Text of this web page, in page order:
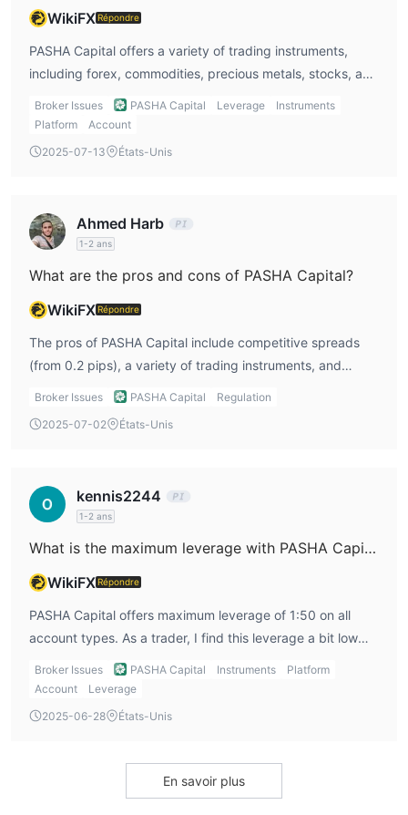
Chez PASHA Capital, les frais pour les deux types de compte
L'écart minimum commence à 0.2 pips.
Compte classique: 7 $ par transaction
indiqué dans les détails du compte.
La plateforme de trading de PASHA est la plateforme de trading
PASHA Capital, qui prend en charge les traders sur le web et
sur ordinateur de bureau.
WikiFX Répondre
PASHA Capital offers a variety of trading instruments,
including forex, commodities, precious metals, stocks, and
indices. This variety allows me to diversify my portfolio,
but I would have liked to see cryptocurrencies and ETFs
available for more trading options.
Broker Issues PASHA Capital Leverage
Instruments
Platform
Account
2025-07-13
États-Unis
Ahmed Harb
1-2 ans
What are the pros and cons of PASHA Capital?
WikiFX Répondre
The pros of PASHA Capital include competitive spreads
(from 0.2 pips), a variety of trading instruments, and
account types suitable for different traders. However, the
and low leverage (1:50). These are critical points I would
Broker Issues PASHA Capital
Regulation
2025-07-02
États-Unis
kennis2244
1-2 ans
What is the maximum leverage with PASHA Capital?
WikiFX Répondre
PASHA Capital offers maximum leverage of 1:50 on all
account types. As a trader, I find this leverage a bit low
compared to other brokers offering up to 1:1000, but it
does help reduce the risk, which I can appreciate in
certain market conditions.
Broker Issues PASHA Capital Instruments
Platform
Account
Leverage
2025-06-28
États-Unis
En savoir plus